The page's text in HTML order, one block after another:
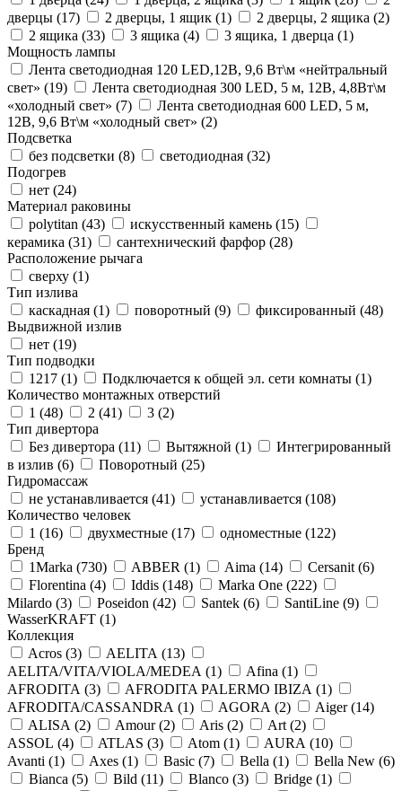
дверцы (17) 2 дверцы, 1 ящик (1) 2 дверцы, 2 ящика (2)
2 ящика (33) 3 ящика (4) 3 ящика, 1 дверца (1)
Мощность лампы
Лента светодиодная 120 LED,12В, 9,6 Вт\м «нейтральный
свет» (19)
Лента светодиодная 300 LED, 5 м, 12В, 4,8Вт\м
«холодный свет» (7)
Лента светодиодная 600 LED, 5 м,
12В, 9,6 Вт\м «холодный свет» (2)
Подсветка
без подсветки (8) светодиодная (32)
Подогрев
нет (24)
Материал раковины
polytitan (43) искусственный камень (15)
керамика (31) сантехнический фарфор (28)
Расположение рычага
сверху (1)
Тип излива
каскадная (1) поворотный (9) фиксированный (48)
Выдвижной излив
нет (19)
Тип подводки
1217 (1) Подключается к общей эл. сети комнаты (1)
Количество монтажных отверстий
1 (48) 2 (41) 3 (2)
Тип дивертора
Без дивертора (11) Вытяжной (1)
Интегрированный
в излив (6) Поворотный (25)
Гидромассаж
не устанавливается (41) устанавливается (108)
Количество человек
1 (16) двухместные (17) одноместные (122)
Бренд
1Marka (730) ABBER (1) Aima (14) Cersanit (6)
Florentina (4) Iddis (148) Marka One (222)
Milardo (3) Poseidon (42) Santek (6) SantiLine (9)
WasserKRAFT (1)
Коллекция
Acros (3) AELITA (13)
AELITA/VITA/VIOLA/MEDEA (1) Afina (1)
AFRODITA (3) AFRODITA PALERMO IBIZA (1)
AFRODITA/CASSANDRA (1) AGORA (2) Aiger (14)
ALISA (2) Amour (2) Aris (2) Art (2)
ASSOL (4) ATLAS (3) Atom (1) AURA (10)
Avanti (1) Axes (1) Basic (7) Bella (1) Bella New (6)
Bianca (5) Bild (11) Blanco (3) Bridge (1)